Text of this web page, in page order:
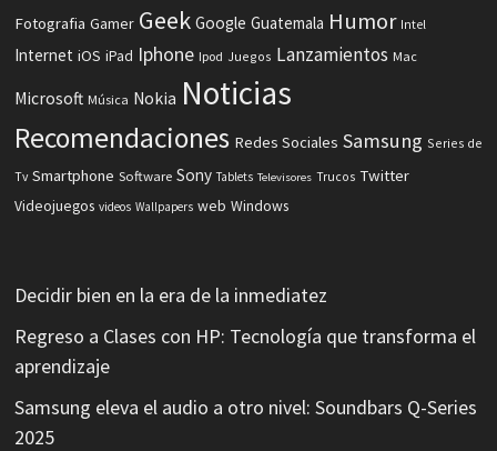
Fotografia Gamer Geek Google Guatemala Humor Intel
Internet iOS iPad Iphone Ipod Juegos Lanzamientos Mac
Microsoft Música Nokia Noticias
Recomendaciones Redes Sociales Samsung Series de
Tv Smartphone Software Sony Tablets Televisores Trucos Twitter
Videojuegos videos Wallpapers web Windows
Decidir bien en la era de la inmediatez
Regreso a Clases con HP: Tecnología que transforma el
aprendizaje
Samsung eleva el audio a otro nivel: Soundbars Q-Series
2025